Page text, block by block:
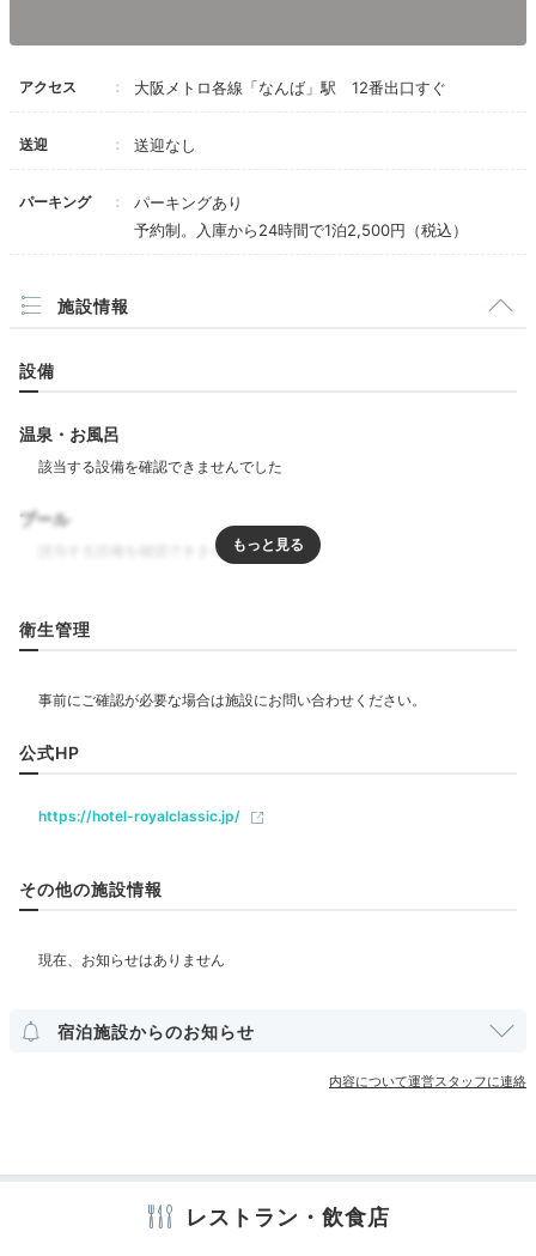
Activity
アート探しの旅へ
館内を探索
作品
館内にはフロントやエレベーターホール、客室廊下とい
術作品を展示しています
さんのアートが。美術館にいるように感性を刺激してく
Dinner
18:30
大満足のディナー
ビュッフェ ディナー
アクセス 大阪メトロ各線「なんば」駅 12番出口すぐ
送迎 送迎なし
パーキング
パーキングあり
予約制。入庫から24時間で1泊2,500円（税込）
施設情報
設備
温泉・お風呂
プール
エステ・マッサージ
飲食
バー
ベビー＆子供関連
部屋情報
※設備・アメニティは、確認が取れている情報を表示しています。
衛生管理
公式HP
https://hotel-royalclassic.jp/
その他の施設情報
宿泊施設からのお知らせ
内容について運営スタッフに連絡
レストラン・飲食店